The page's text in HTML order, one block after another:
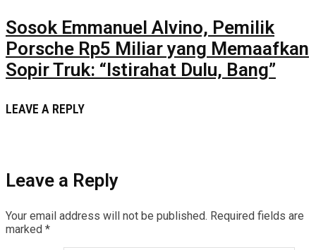
Sosok Emmanuel Alvino, Pemilik
Porsche Rp5 Miliar yang Memaafkan
Sopir Truk: “Istirahat Dulu, Bang”
LEAVE A REPLY
Leave a Reply
Your email address will not be published. Required fields are
marked *